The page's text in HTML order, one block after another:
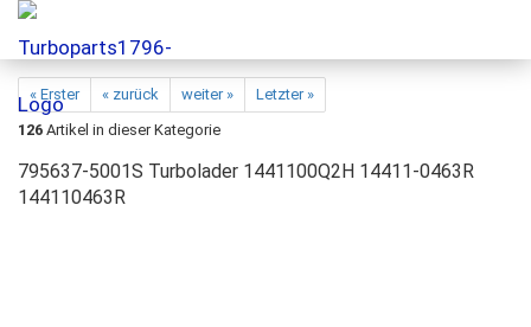
« Erster « zurück weiter »
Letzter »
126 Artikel in dieser Kategorie
795637-5001S Turbolader 1441100Q2H 14411-0463R
144110463R